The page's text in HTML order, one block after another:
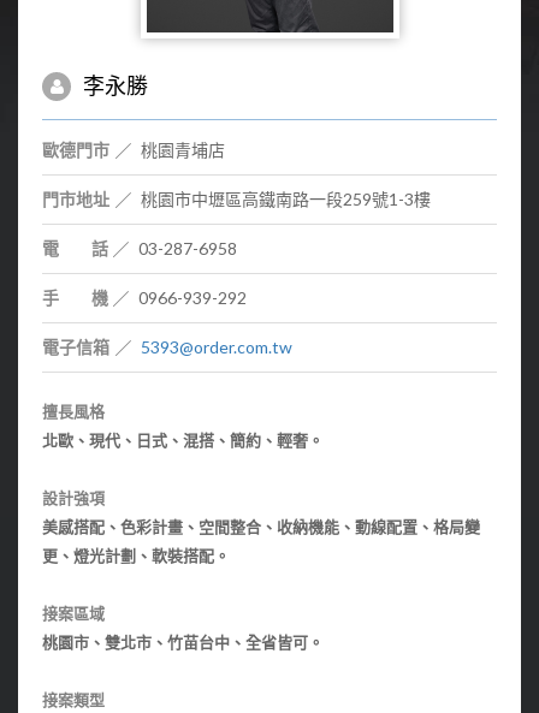
李永勝
歐德門市 桃園青埔店
門市地址 桃園市中壢區高鐵南路一段259號1-3樓
電 話 03-287-6958
手 機 0966-939-292
電子信箱 5393@order.com.tw
擅長風格
北歐、現代、日式、混搭、簡約、輕奢。
設計強項
美感搭配、色彩計畫、空間整合、收納機能、動線配置、格局變
更、燈光計劃、軟裝搭配。
接案區域
桃園市、雙北市、竹苗台中、全省皆可。
接案類型